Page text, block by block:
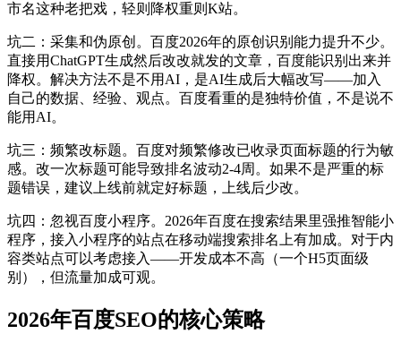
市名这种老把戏，轻则降权重则K站。
坑二：采集和伪原创。百度2026年的原创识别能力提升不少。
直接用ChatGPT生成然后改改就发的文章，百度能识别出来并
降权。解决方法不是不用AI，是AI生成后大幅改写——加入
自己的数据、经验、观点。百度看重的是独特价值，不是说不
能用AI。
坑三：频繁改标题。百度对频繁修改已收录页面标题的行为敏
感。改一次标题可能导致排名波动2-4周。如果不是严重的标
题错误，建议上线前就定好标题，上线后少改。
坑四：忽视百度小程序。2026年百度在搜索结果里强推智能小
程序，接入小程序的站点在移动端搜索排名上有加成。对于内
容类站点可以考虑接入——开发成本不高（一个H5页面级
别），但流量加成可观。
2026年百度SEO的核心策略